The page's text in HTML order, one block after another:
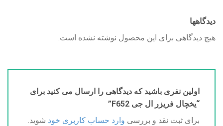
دیدگاهها
هیچ دیدگاهی برای این محصول نوشته نشده است.
اولین نفری باشید که دیدگاهی را ارسال می کنید برای
“یخچال فریزر ال جی F652”
برای ثبت نقد و بررسی وارد حساب کاربری خود شوید.